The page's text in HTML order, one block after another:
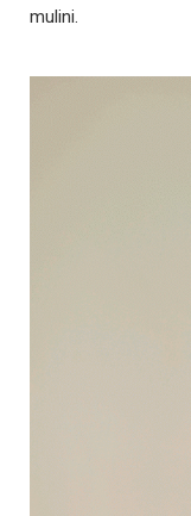
mulini.